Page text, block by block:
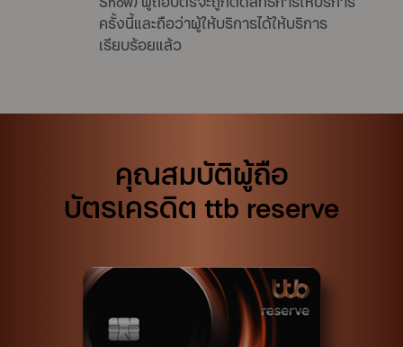
ครั้งนี้และถือว่าผู้ให้บริการได้ให้บริการ
เรียบร้อยแล้ว
คุณสมบัติผู้ถือ
บัตรเครดิต ttb reserve